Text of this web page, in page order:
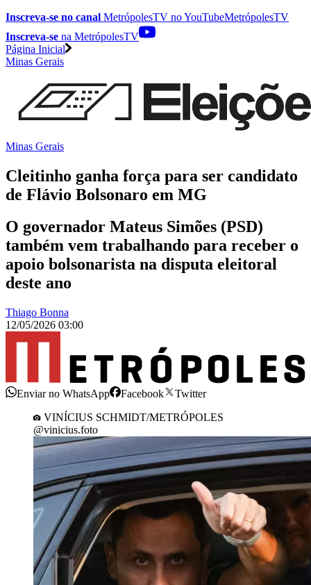
Inscreva-se no canal MetrópolesTV noYouTubeMetrópolesTV
Inscreva-se na MetrópolesTV
Página Inicial
Minas Gerais
Minas Gerais
Cleitinho ganha força para ser candidato
de Flávio Bolsonaro em MG
O governador Mateus Simões (PSD)
também vem trabalhando para receber o
apoio bolsonarista na disputa eleitoral
deste ano
Thiago Bonna
12/05/2026 03:00
Enviar no WhatsApp Facebook
Twitter
VINÍCIUS SCHMIDT/METRÓPOLES
@vinicius.foto